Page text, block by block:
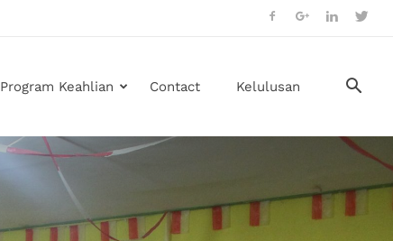
Program Keahlian Contact Kelulusan